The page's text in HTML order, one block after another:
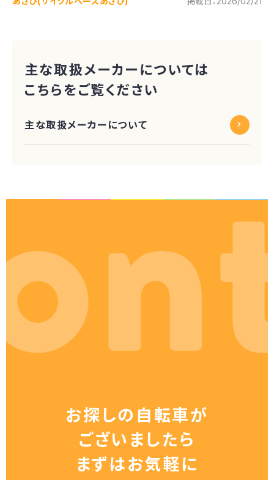
主な取扱メーカーについては
こちらをご覧ください
主な取扱メーカーについて
お探しの自転車が
ございましたら
まずはお気軽に